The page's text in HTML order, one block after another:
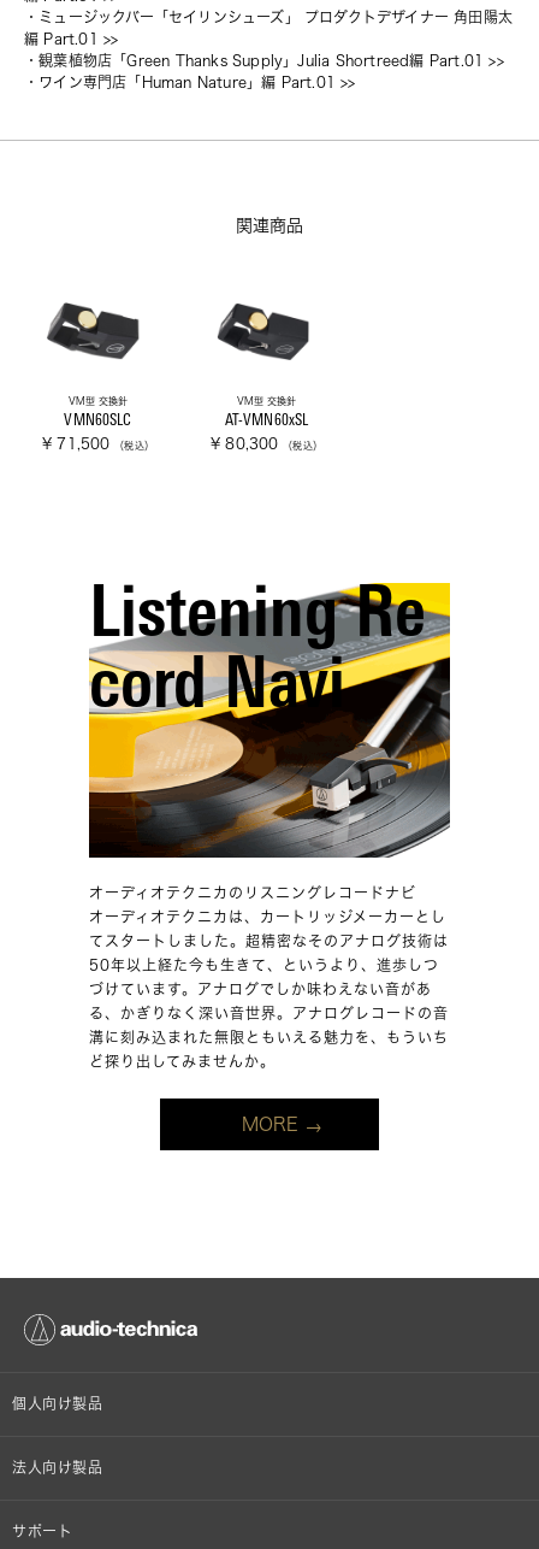
・ ミュージックバー「セイリンシューズ」 プロダクトデザイナー 角田陽太
編 Part.01 >>
・観葉植物店「Green Thanks Supply」Julia Shortreed編 Part.01 >>
・ ワイン専門店「Human Nature」編 Part.01 >>
関連商品
VM型 交換針
VMN60SLC
¥ 71,500 （税込）
VM型 交換針
AT-VMN60xSL
¥ 80,300 （税込）
Listening Re
cord Navi
オーディオテクニカのリスニングレコードナビ
オーディオテクニカは、カートリッジメーカーとし
てスタートしました。超精密なそのアナログ技術は
50年以上経た今も生きて、というより、進歩しつ
づけています。アナログでしか味わえない音があ
る、かぎりなく深い音世界。アナログレコードの音
溝に刻み込まれた無限ともいえる魅力を、もういち
ど探り出してみませんか。
MORE
個人向け製品
オンラインストア限定
法人向け製品
設備音響機器
サポート